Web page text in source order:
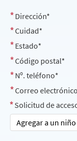
Dirección*
Cuidad*
Estado*
Código postal*
Nº. teléfono*
Correo
Solicitud de
Agregar a un